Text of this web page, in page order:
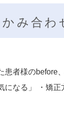
み合わ
患者様のbefore
になる」 ・矯